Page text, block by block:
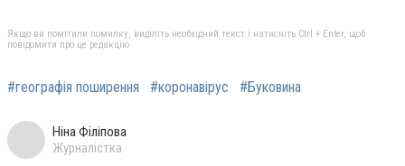
Якщо ви помітили помилку, виділіть необхідний текст і натисніть Ctrl + Enter, щоб
повідомити про це редакцію
#географія поширення #коронавірус #Буковина
Ніна Філіпова
Журналістка